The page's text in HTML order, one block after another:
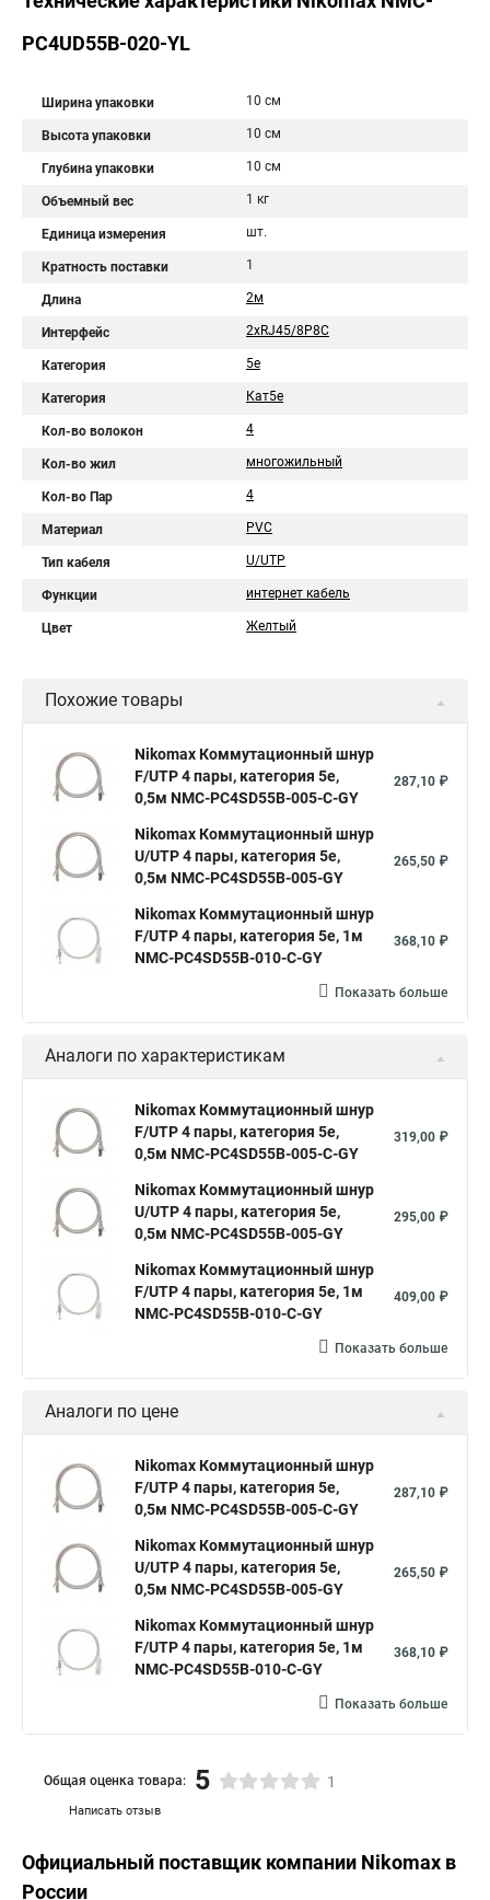
PC4UD55B-020-YL
Ширина упаковки 10 см
Высота упаковки 10 см
Глубина упаковки 10 см
Объемный вес 1 кг
Единица измерения шт.
Кратность поставки 1
Длина 2м
Интерфейс 2хRJ45/8P8C
Категория 5e
Категория Кат5e
Кол-во волокон 4
Кол-во жил многожильный
Кол-во Пар 4
Материал PVC
Тип кабеля U/UTP
Функции интернет кабель
Цвет Желтый
Похожие товары
Nikomax Коммутационный шнур
F/UTP 4 пары, категория 5е,
0,5м NMC-PC4SD55B-005-C-GY
287,10 ₽
Nikomax Коммутационный шнур
U/UTP 4 пары, категория 5е,
0,5м NMC-PC4SD55B-005-GY
265,50 ₽
Nikomax Коммутационный шнур
F/UTP 4 пары, категория 5е, 1м
NMC-PC4SD55B-010-C-GY
368,10 ₽
Показать больше
Аналоги по характеристикам
Nikomax Коммутационный шнур
F/UTP 4 пары, категория 5е,
0,5м NMC-PC4SD55B-005-C-GY
319,00 ₽
Nikomax Коммутационный шнур
U/UTP 4 пары, категория 5е,
0,5м NMC-PC4SD55B-005-GY
295,00 ₽
Nikomax Коммутационный шнур
F/UTP 4 пары, категория 5е, 1м
NMC-PC4SD55B-010-C-GY
409,00 ₽
Показать больше
Аналоги по цене
Nikomax Коммутационный шнур
F/UTP 4 пары, категория 5е,
0,5м NMC-PC4SD55B-005-C-GY
287,10 ₽
Nikomax Коммутационный шнур
U/UTP 4 пары, категория 5е,
0,5м NMC-PC4SD55B-005-GY
265,50 ₽
Nikomax Коммутационный шнур
F/UTP 4 пары, категория 5е, 1м
NMC-PC4SD55B-010-C-GY
368,10 ₽
Показать больше
Написать отзыв
Общая оценка товара: 5 1
Официальный поставщик компании Nikomax в
России